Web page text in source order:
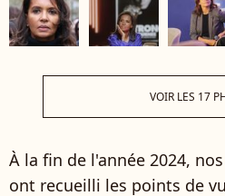
VOIR LES 17
À la fin de l'année 2024,
ont recueilli les points de